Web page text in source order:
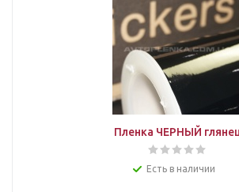
Пленка ЧЕРНЫЙ
Есть в наличии